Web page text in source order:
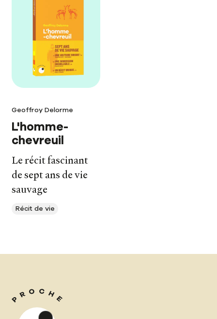
Geoffroy Delorme
L'homme-
chevreuil
Le récit fascinant
de sept ans de vie
sauvage
Récit de vie